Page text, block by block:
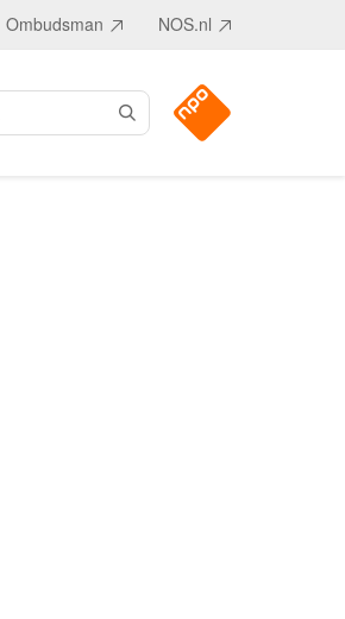
Ombudsman NOS.nl